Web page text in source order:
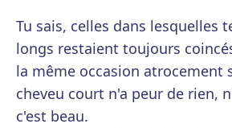
Tu sais, celles dans lesquelles
longs restaient toujours
la même occasion atrocement
cheveu court n'a peur de rien,
c'est beau.